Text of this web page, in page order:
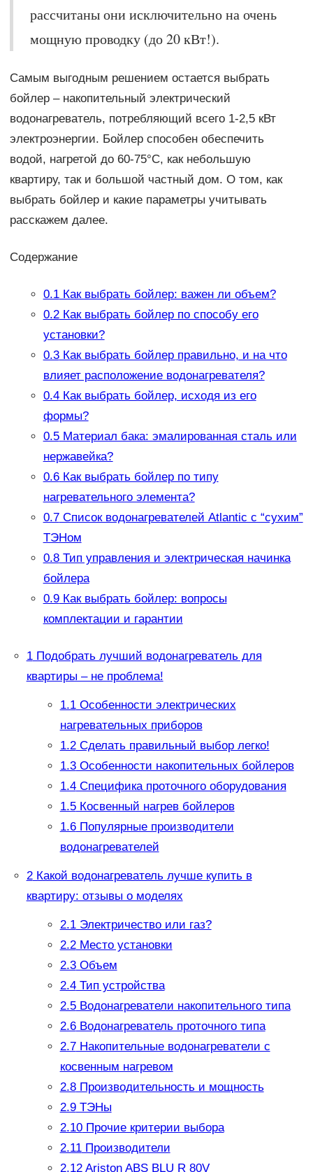
рассчитаны они исключительно на очень
мощную проводку (до 20 кВт!).
Самым выгодным решением остается выбрать
бойлер – накопительный электрический
водонагреватель, потребляющий всего 1-2,5 кВт
электроэнергии. Бойлер способен обеспечить
водой, нагретой до 60-75°С, как небольшую
квартиру, так и большой частный дом. О том, как
выбрать бойлер и какие параметры учитывать
расскажем далее.
Содержание
0.1Как выбрать бойлер: важен ли объем?
0.2Как выбрать бойлер по способу его
установки?
0.3Как выбрать бойлер правильно, и на что
влияет расположение водонагревателя?
0.4Как выбрать бойлер, исходя из его
формы?
0.5Материал бака: эмалированная сталь или
нержавейка?
0.6Как выбрать бойлер по типу
нагревательного элемента?
0.7Список водонагревателей Atlantic с “сухим”
ТЭНом
0.8Тип управления и электрическая начинка
бойлера
0.9Как выбрать бойлер: вопросы
комплектации и гарантии
1Подобрать лучший водонагреватель для
квартиры – не проблема!
1.1Особенности электрических
нагревательных приборов
1.2Сделать правильный выбор легко!
1.3Особенности накопительных бойлеров
1.4Специфика проточного оборудования
1.5Косвенный нагрев бойлеров
1.6Популярные производители
водонагревателей
2Какой водонагреватель лучше купить в
квартиру: отзывы о моделях
2.1Электричество или газ?
2.2Место установки
2.3Объем
2.4Тип устройства
2.5Водонагреватели накопительного типа
2.6Водонагреватель проточного типа
2.7Накопительные водонагреватели с
косвенным нагревом
2.8Производительность и мощность
2.9ТЭНы
2.10Прочие критерии выбора
2.11Производители
2.12Ariston ABS BLU R 80V